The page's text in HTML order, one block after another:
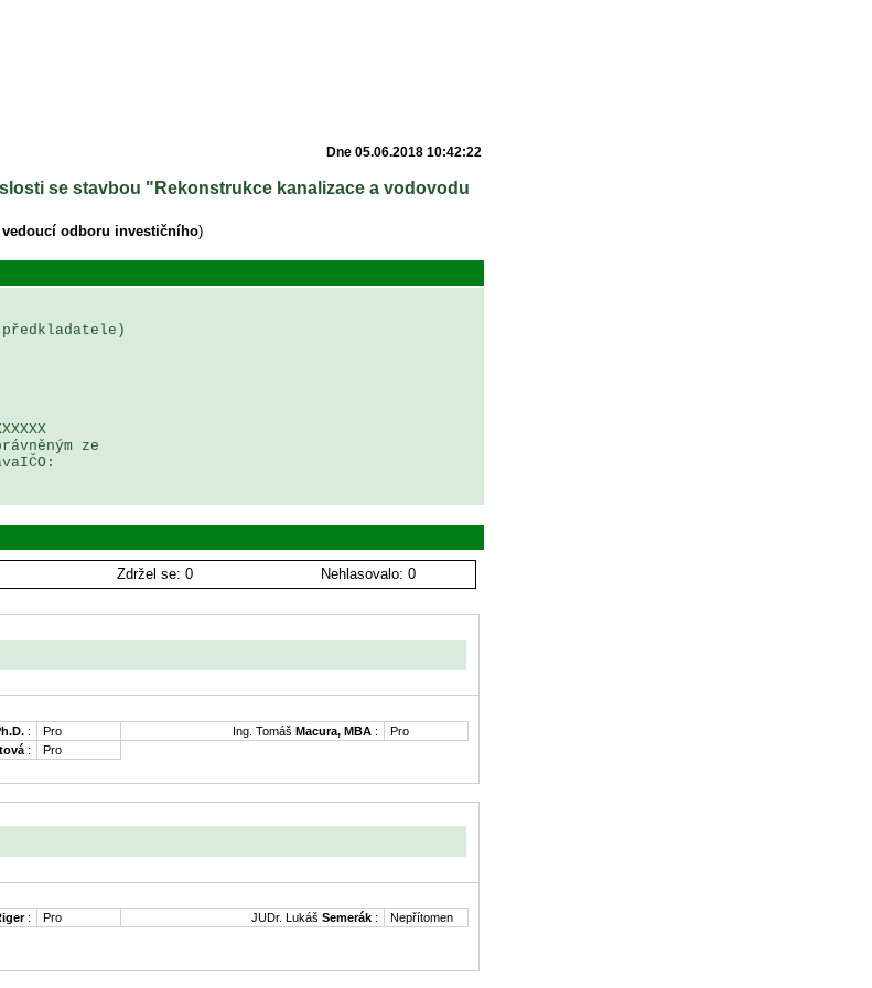
Dne 05.06.2018 10:42:22
se stavbou "Rekonstrukce kanalizace a vodovodu
odboru investičního)
ze
Zdržel se: 0 Nehlasovalo: 0
: Pro Ing. Tomáš Macura, MBA :
Pro
: Pro
: Pro JUDr. Lukáš Semerák :
Nepřítomen